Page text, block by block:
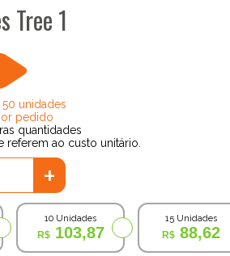
Tree 1
unidades
pedido
quantidades
referem ao custo unitário.
+
10 Unidades
103,87
15 Unidades
88,62